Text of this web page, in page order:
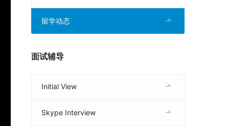
留学动态
面试辅导
Initial View
Skype Interview